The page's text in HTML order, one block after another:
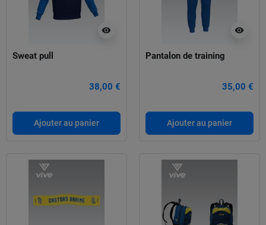
visibility
Sweat pull
38,00 €
Ajouter au panier
visibility
Pantalon de training
35,00 €
Ajouter au panier